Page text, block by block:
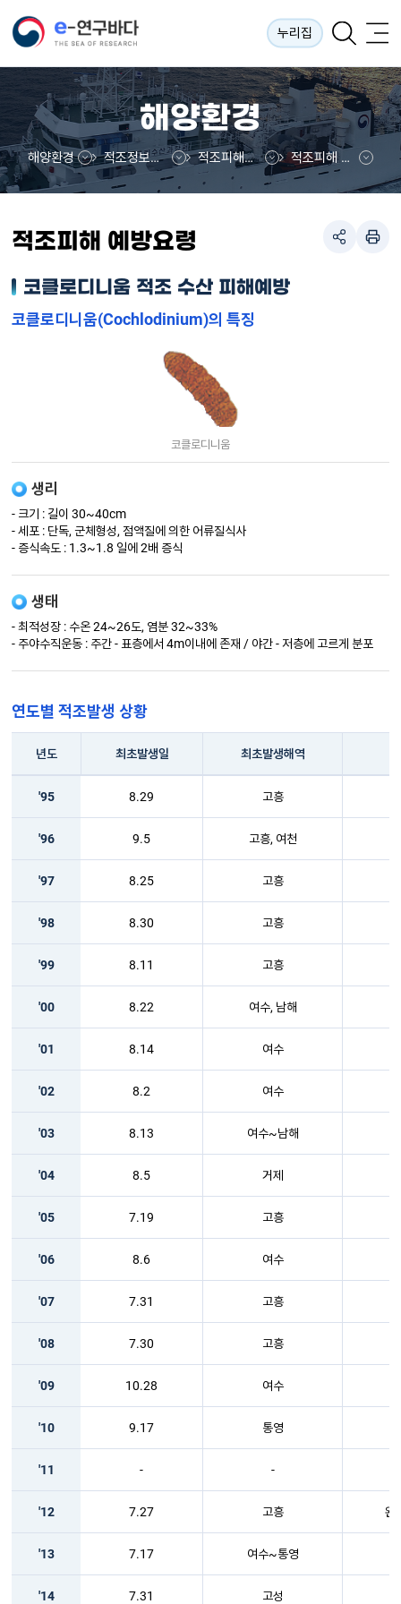
누리집
해양환경
해양환경 적조정보시스템 적조피해예방요령 적조피해 예방요령
적조피해 예방요령
코클로디니움 적조 수산 피해예방
코클로디니움(Cochlodinium)의 특징
코클로디니움
생리
- 크기 : 길이 30~40cm
- 세포 : 단독, 군체형성, 점액질에 의한 어류질식사
- 증식속도 : 1.3~1.8 일에 2배 증식
생태
- 최적성장 : 수온 24~26도, 염분 32~33%
- 주야수직운동 : 주간 - 표층에서 4m이내에 존재 / 야간 - 저층에 고르게 분포
연도별 적조발생 상황
년도 최초발생일 최초발생해역
'95 8.29 고흥
'96 9.5 고흥, 여천
'97 8.25 고흥
'98 8.30 고흥
'99 8.11 고흥
'00 8.22 여수, 남해
'01 8.14 여수
'02 8.2 여수
'03 8.13 여수~남해
'04 8.5 거제
'05 7.19 고흥
'06 8.6 여수
'07 7.31 고흥
'08 7.30 고흥
'09 10.28 여수
'10 9.17 통영
'11 - -
'12 7.27 고흥 완
'13 7.17 여수~통영
'14 7.31 고성